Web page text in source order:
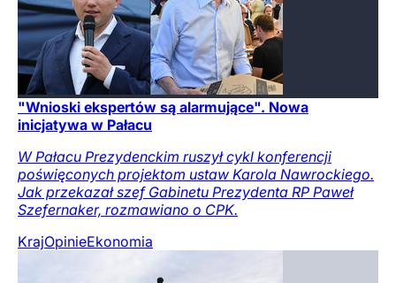
"Wnioski ekspertów są alarmujące". Nowa
inicjatywa w Pałacu
W Pałacu Prezydenckim ruszył cykl konferencji
poświęconych projektom ustaw Karola Nawrockiego.
Jak przekazał szef Gabinetu Prezydenta RP Paweł
Szefernaker, rozmawiano o CPK.
KrajOpinieEkonomia